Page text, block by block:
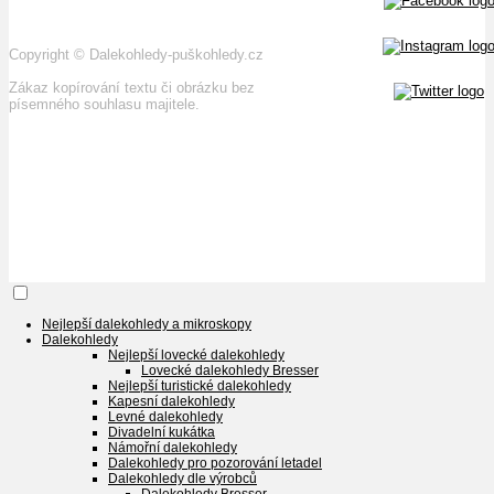
Copyright © Dalekohledy-puškohledy.cz
Zákaz kopírování textu či obrázku bez
písemného souhlasu majitele.
Nejlepší dalekohledy a mikroskopy
Dalekohledy
Nejlepší lovecké dalekohledy
Lovecké dalekohledy Bresser
Nejlepší turistické dalekohledy
Kapesní dalekohledy
Levné dalekohledy
Divadelní kukátka
Námořní dalekohledy
Dalekohledy pro pozorování letadel
Dalekohledy dle výrobců